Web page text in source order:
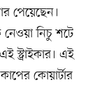
পেয়েছেন।
নেওয়া নিচু শটে
স্ট্রাইকার। এই
কোয়ার্টার